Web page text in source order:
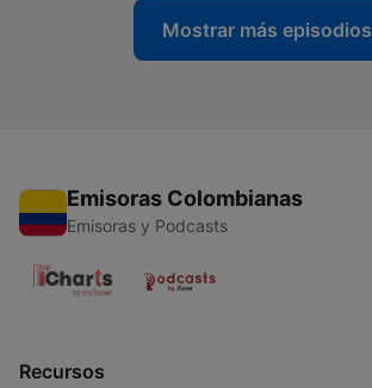
Mostrar más episodios
Emisoras Colombianas
Emisoras y Podcasts
Recursos